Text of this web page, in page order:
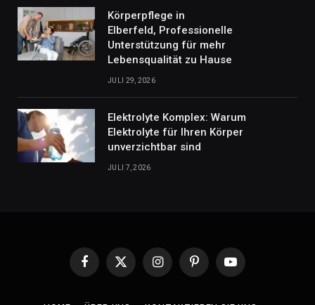
Körperpflege in
Elberfeld, Professionelle
Unterstützung für mehr
Lebensqualität zu Hause
JULI 29, 2026
Elektrolyte Komplex: Warum
Elektrolyte für Ihren Körper
unverzichtbar sind
JULI 7, 2026
Facebook
X
InstagramPinterestYouTube